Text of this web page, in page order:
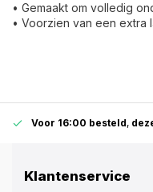
• Gemaakt om volledig
• Voorzien van een extra
Voor 16:00 besteld,
Klantenservice